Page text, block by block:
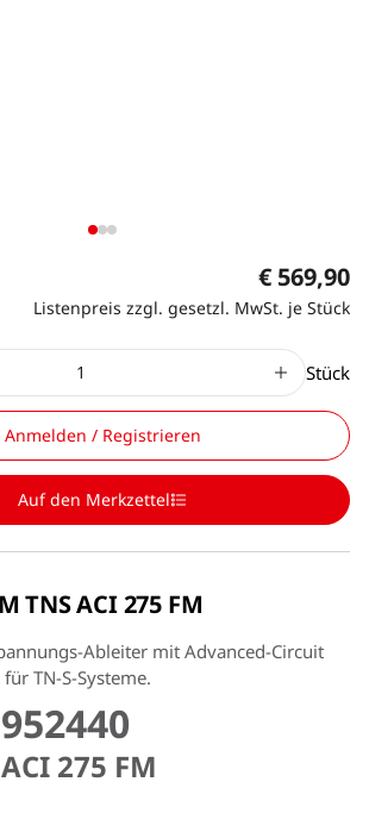
€ 569,90
Listenpreis zzgl. gesetzl. MwSt. je Stück
Stück
Anmelden / Registrieren
Auf den Merkzettel
TNS ACI 275 FM
Ableiter mit Advanced-Circuit
TN-S-Systeme.
275 FM